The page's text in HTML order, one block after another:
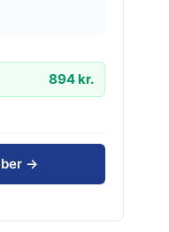
894 kr.
→